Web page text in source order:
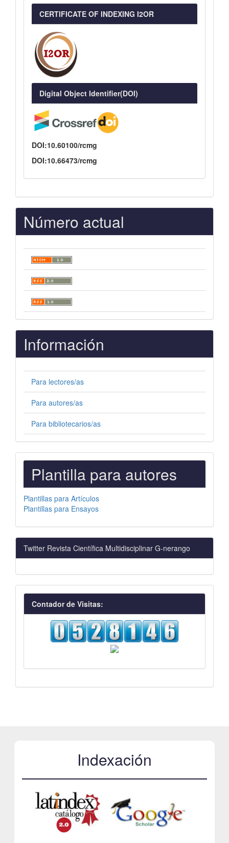
CERTIFICATE OF INDEXING I2OR
Digital Object Identifier(DOI)
DOI:10.60100/rcmg
DOI:10.66473/rcmg
Número actual
Información
Para lectores/as
Para autores/as
Para bibliotecarios/as
PLANTILLAS
PARA
AUTORES
Plantilla para autores
Plantillas para Artículos
Plantillas para Ensayos
Twitter Revista Científica Multidisciplinar G-nerango
visitas
Contador de Visitas:
Indexación